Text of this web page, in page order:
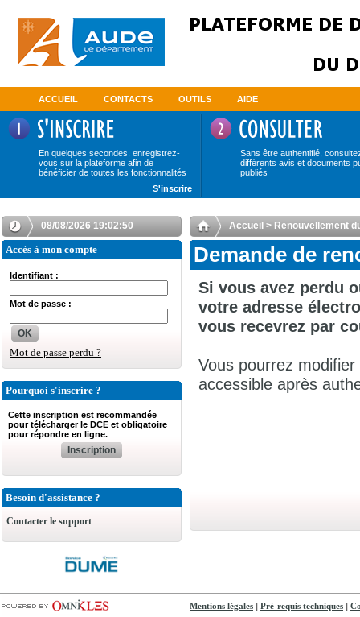
ACCUEIL CONTACTS OUTILS AIDE
En quelques secondes, enregistrez-
vous sur la plateforme afin de
bénéficier de toutes les fonctionnalités
Sans être authentifié,
différents avis et documents
publiés
S'inscrire
08/08/2026 19:02:50
Accès à mon compte
Identifiant :
Mot de passe :
OK
Mot de passe perdu ?
Pourquoi s'inscrire ?
Cette inscription est recommandée
pour télécharger le DCE et obligatoire
pour répondre en ligne.
Inscription
Besoin d'assistance ?
Contacter le support
Accueil > Renouvellement
Demande de
Si vous avez perdu
votre adresse
vous recevrez par
Vous pourrez
accessible après
Mentions légales Pré-requis techniques